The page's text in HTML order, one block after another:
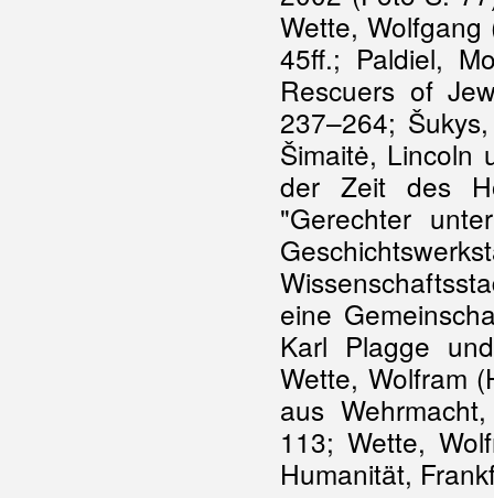
Wette,
45ff.; Paldiel,
Rescuers of
237–264;
Šimaitė, Lincoln
der Zeit des
"Gerechter
eine
Karl Plagge
Wette, Wolfram
aus
113; Wette,
Humanität,